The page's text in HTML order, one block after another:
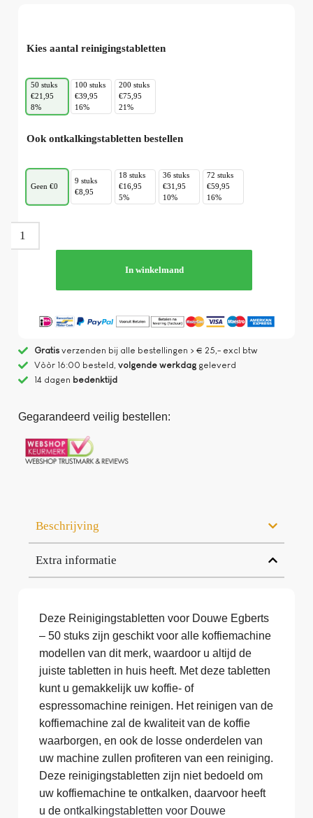
Kies aantal reinigingstabletten
50 stuks
€21,95
8%
100 stuks
€39,95
16%
200 stuks
€75,95
21%
Ook ontkalkingstabletten bestellen
Geen €0
9 stuks
€8,95
18 stuks
€16,95
5%
36 stuks
€31,95
10%
72 stuks
€59,95
16%
In winkelmand
Gratisverzenden bij alle bestellingen > € 25,- excl btw
Vòòr 16:00 besteld, volgende werkdaggeleverd
14 dagen bedenktijd
Gegarandeerd veilig bestellen:
Beschrijving
Extra informatie
Deze Reinigingstabletten voor Douwe Egberts
– 50 stuks zijn geschikt voor alle koffiemachine
modellen van dit merk, waardoor u altijd de
juiste tabletten in huis heeft. Met deze tabletten
kunt u gemakkelijk uw koffie- of
espressomachine reinigen. Het reinigen van de
koffiemachine zal de kwaliteit van de koffie
waarborgen, en ook de losse onderdelen van
uw machine zullen profiteren van een reiniging.
Deze reinigingstabletten zijn niet bedoeld om
uw koffiemachine te ontkalken, daarvoor heeft
u de ontkalkingstabletten voor Douwe